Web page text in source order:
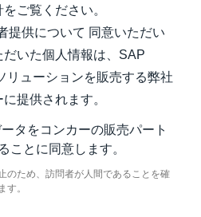
ご覧ください。
提供について 同意いただい
いた個人情報は、SAP
リューションを販売する弊社
提供されます。
タをコンカーの販売パート
ことに同意します。
のため、訪問者が人間であることを確
す。